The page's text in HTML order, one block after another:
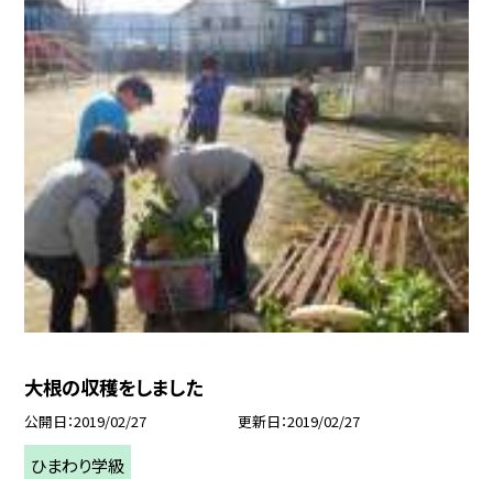
大根の収穫をしました
公開日 2019/02/27 更新日 2019/02/27
ひまわり学級